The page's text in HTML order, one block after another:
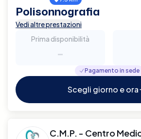
Polisonnografia
Vedi altre prestazioni
Prima disponibilità
-
Pagamento in sede
Scegli giorno e ora
C.M.P. - Centro